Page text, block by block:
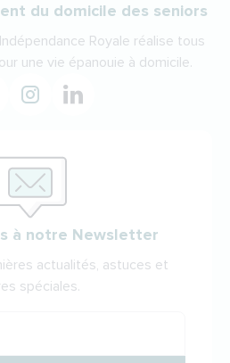
du domicile des seniors
Royale réalise tous
une vie épanouie à domicile.
à notre Newsletter
actualités, astuces et
spéciales.